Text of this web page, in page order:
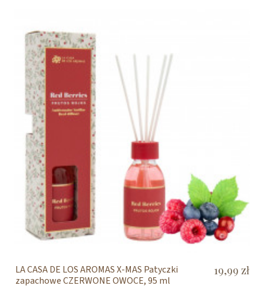
LA CASA DE LOS AROMAS X-MAS Patyczki
zapachowe CZERWONE OWOCE, 95 ml
19,99 zł